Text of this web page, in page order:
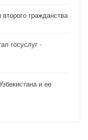
гражданства
госуслуг -
и ее